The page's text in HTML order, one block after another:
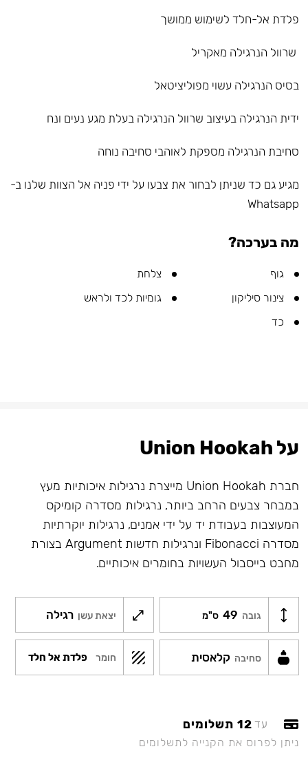
פלדת אל-חלד לשימוש ממושך
שרוול הנרגילה מאקריל
בסיס הנרגילה עשוי מפוליציטאל
ידית הנרגילה בעיצוב שרוול הנרגילה בעלת מגע נעים ונח
סחיבת הנרגילה מספקת לאוהבי סחיבה נוחה
מגיע גם כד שניתן לבחור את צבעו על ידי פניה אל הצוות שלנו ב-
Whatsapp
מה בערכה?
גוף
צלחת
צינור סיליקון
גומיות לכד ולראש
כד
על Union Hookah
חברת Union Hookah מייצרת נרגילות איכותיות מעץ
במבחר צבעים הרחב ביותר, נרגילות מסדרה קומיקס
המעוצבות בעבודת יד על ידי אמנים, נרגילות יוקרתיות
מסדרה Fibonacci ונרגילות חדשות Argument בצורת
מחבט בייסבול העשויות בחומרים איכותיים.
גובה 49 ס"מ יצאת עשן רגילה
סחיבה קלאסית חומר פלדת אל חלד
עד 12 תשלומים
ניתן לפרוס את הקנייה לתשלומים